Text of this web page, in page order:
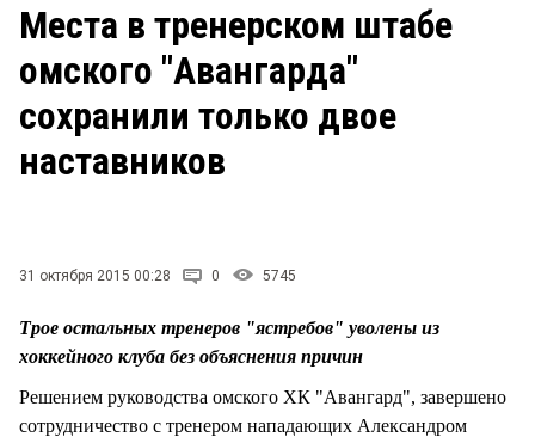
ЗАКОН
НОВОСТИ КОМПАНИЙ
Рейтинги
Блоги
Архив
Места в тренерском штабе
омского "Авангарда"
сохранили только двое
наставников
31 октября 2015 00:28 0 5745
Трое остальных тренеров "ястребов" уволены из
хоккейного клуба без объяснения причин
Решением руководства омского ХК "Авангард", завершено
сотрудничество с тренером нападающих Александром